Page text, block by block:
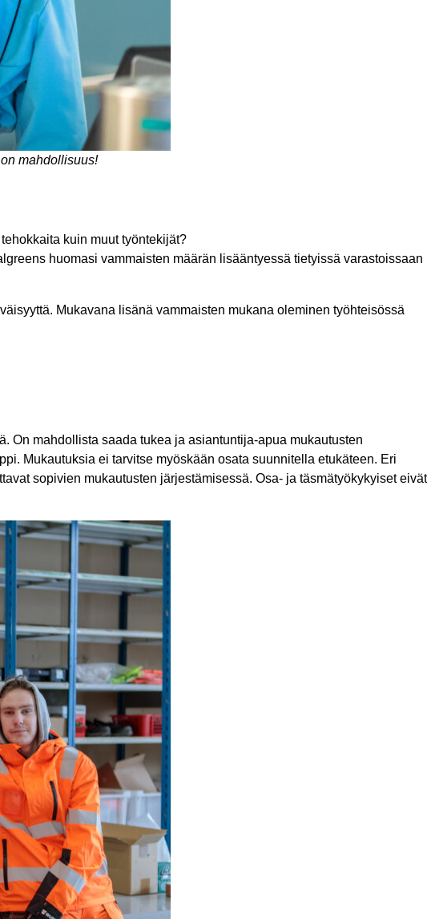
mahdollisuus!
kuin muut työntekijät?
huomasi vammaisten määrän lisääntyessä tietyissä varastoissaan
Mukavana lisänä vammaisten mukana oleminen työhteisössä
On mahdollista saada tukea ja asiantuntija-apua mukautusten
Mukautuksia ei tarvitse myöskään osata suunnitella etukäteen. Eri
sopivien mukautusten järjestämisessä. Osa- ja täsmätyökykyiset eivät